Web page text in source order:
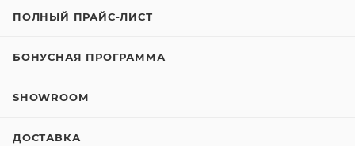
ПОЛНЫЙ ПРАЙС-ЛИСТ
БОНУСНАЯ ПРОГРАММА
SHOWROOM
ДОСТАВКА